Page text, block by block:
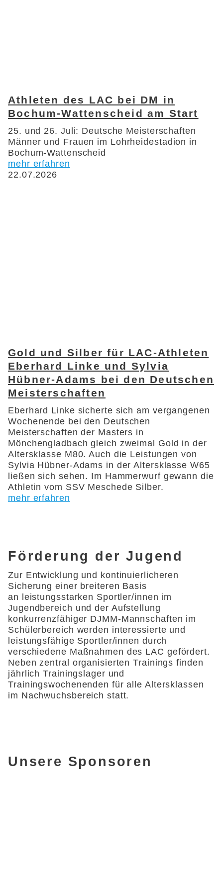
Athleten des LAC bei DM in
Bochum-Wattenscheid am Start
25. und 26. Juli: Deutsche Meisterschaften
Männer und Frauen im Lohrheidestadion in
Bochum-Wattenscheid
mehr erfahren
22.07.2026
Gold und Silber für LAC-Athleten
Eberhard Linke und Sylvia
Hübner-Adams bei den Deutschen
Meisterschaften
Eberhard Linke sicherte sich am vergangenen
Wochenende bei den Deutschen
Meisterschaften der Masters in
Mönchengladbach gleich zweimal Gold in der
Altersklasse M80. Auch die Leistungen von
Sylvia Hübner-Adams in der Altersklasse W65
ließen sich sehen. Im Hammerwurf gewann die
Athletin vom SSV Meschede Silber.
mehr erfahren
Förderung der Jugend
Zur Entwicklung und kontinuierlicheren
Sicherung einer breiteren Basis
an leistungsstarken Sportler/innen im
Jugendbereich und der Aufstellung
konkurrenzfähiger DJMM-Mannschaften im
Schülerbereich werden interessierte und
leistungsfähige Sportler/innen durch
verschiedene Maßnahmen des LAC gefördert.
Neben zentral organisierten Trainings finden
jährlich Trainingslager und
Trainingswochenenden für alle Altersklassen
im Nachwuchsbereich statt.
Unsere Sponsoren